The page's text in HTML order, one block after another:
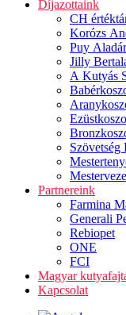
Díjazottaink
CH
Korózs
Puy
Jilly
A Kutyás
Partnereink
Farmina
Generali
Rebiopet
ONE
FCI
Magyar
Kapcsolat